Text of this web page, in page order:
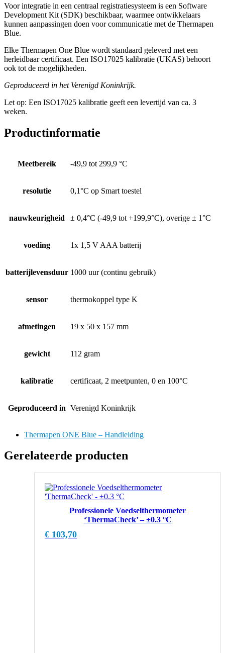
Voor integratie in een centraal registratiesysteem is een Software
Development Kit (SDK) beschikbaar, waarmee ontwikkelaars
kunnen aanpassingen doen voor communicatie met de Thermapen
Blue.
Elke Thermapen One Blue wordt standaard geleverd met een
herleidbaar certificaat. Een ISO17025 kalibratie (UKAS) behoort
ook tot de mogelijkheden.
Geproduceerd in het Verenigd Koninkrijk.
Let op: Een ISO17025 kalibratie geeft een levertijd van ca. 3
weken.
Productinformatie
Meetbereik -49,9 tot 299,9 °C
resolutie 0,1°C op Smart toestel
nauwkeurigheid ± 0,4°C (-49,9 tot +199,9°C), overige ± 1°C
voeding 1x 1,5 V AAA batterij
batterijlevensduur 1000 uur (continu gebruik)
sensor thermokoppel type K
afmetingen 19 x 50 x 157 mm
gewicht 112 gram
kalibratie certificaat, 2 meetpunten, 0 en 100°C
Geproduceerd in Verenigd Koninkrijk
Thermapen ONE Blue – Handleiding
Gerelateerde producten
Professionele Voedselthermometer
‘ThermaCheck’ – ±0.3 °C
€ 103,70